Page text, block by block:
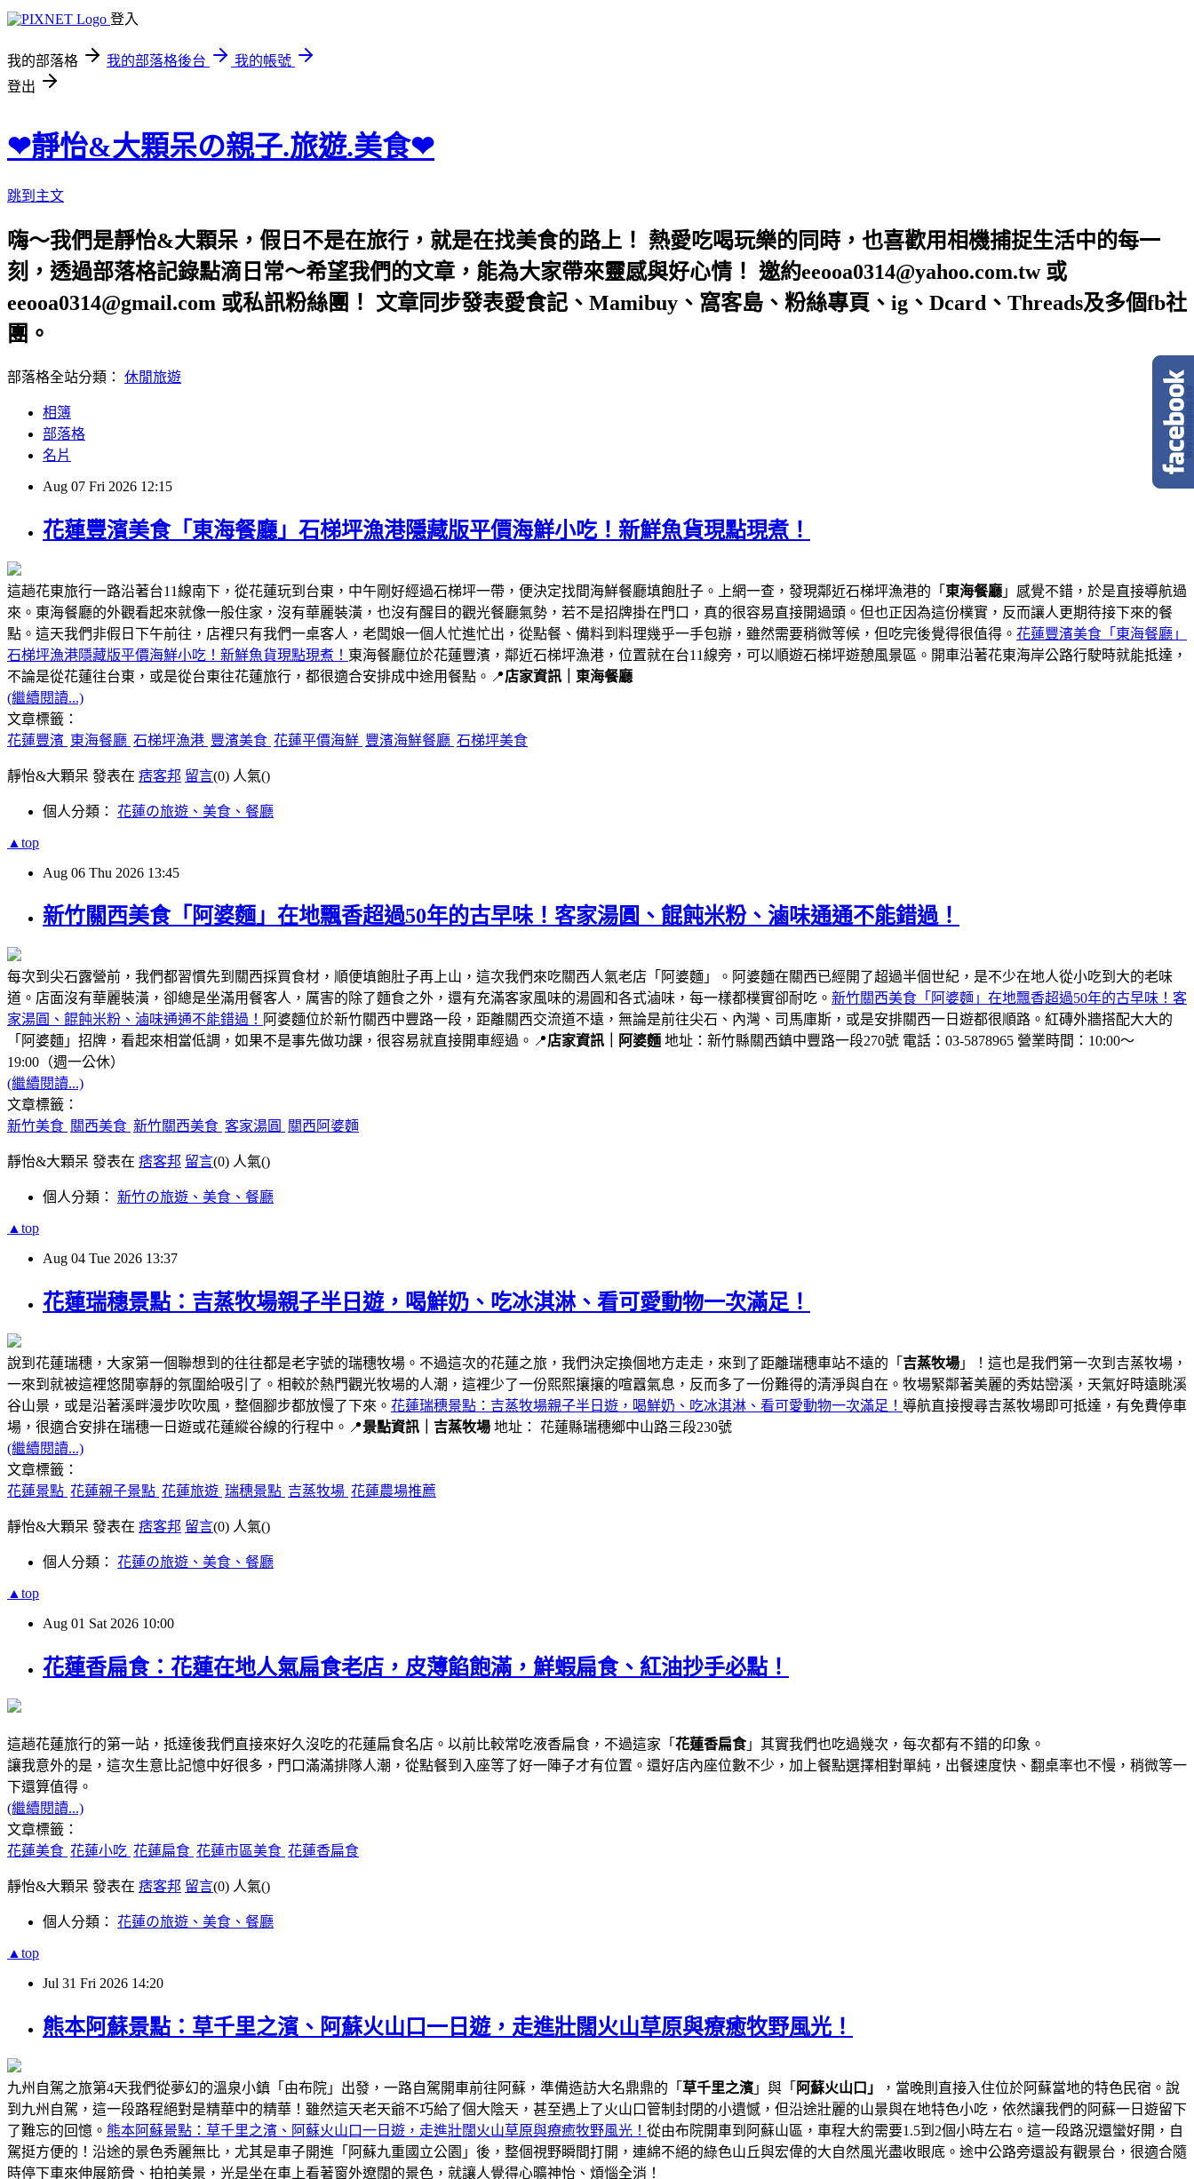
登入
我的部落格 我的部落格後台
我的帳號
登出
❤靜怡&大顆呆の親子.旅遊.美食❤
跳到主文
嗨～我們是靜怡&大顆呆，假日不是在旅行，就是在找美食的路上！ 熱愛吃喝玩樂的同時，也喜歡用相機捕捉生活中的每一
刻，透過部落格記錄點滴日常～希望我們的文章，能為大家帶來靈感與好心情！ 邀約eeooa0314@yahoo.com.tw 或
eeooa0314@gmail.com 或私訊粉絲團！ 文章同步發表愛食記、Mamibuy、窩客島、粉絲專頁、ig、Dcard、Threads及多個fb社
團。
部落格全站分類： 休閒旅遊
相簿
部落格
名片
Aug 07 Fri 2026 12:15
花蓮豐濱美食「東海餐廳」石梯坪漁港隱藏版平價海鮮小吃！新鮮魚貨現點現煮！
這趟花東旅行一路沿著台11線南下，從花蓮玩到台東，中午剛好經過石梯坪一帶，便決定找間海鮮餐廳填飽肚子。上網一查，發現鄰近石梯坪漁港的「 東海餐廳 」感覺不錯，於是直接導航過
來。東海餐廳的外觀看起來就像一般住家，沒有華麗裝潢，也沒有醒目的觀光餐廳氣勢，若不是招牌掛在門口，真的很容易直接開過頭。但也正因為這份樸實，反而讓人更期待接下來的餐
點。這天我們非假日下午前往，店裡只有我們一桌客人，老闆娘一個人忙進忙出，從點餐、備料到料理幾乎一手包辦，雖然需要稍微等候，但吃完後覺得很值得。 花蓮豐濱美食「東海餐廳」
石梯坪漁港隱藏版平價海鮮小吃！新鮮魚貨現點現煮！ 東海餐廳位於花蓮豐濱，鄰近石梯坪漁港，位置就在台11線旁，可以順遊石梯坪遊憩風景區。開車沿著花東海岸公路行駛時就能抵達，
不論是從花蓮往台東，或是從台東往花蓮旅行，都很適合安排成中途用餐點。📍店家資訊｜東海餐廳
(繼續閱讀...)
文章標籤：
花蓮豐濱 東海餐廳 石梯坪漁港 豐濱美食 花蓮平價海鮮 豐濱海鮮餐廳 石梯坪美食
靜怡&大顆呆 發表在 痞客邦 留言(0) 人氣()
個人分類： 花蓮の旅遊、美食、餐廳
▲top
Aug 06 Thu 2026 13:45
新竹關西美食「阿婆麵」在地飄香超過50年的古早味！客家湯圓、餛飩米粉、滷味通通不能錯過！
每次到尖石露營前，我們都習慣先到關西採買食材，順便填飽肚子再上山，這次我們來吃關西人氣老店「阿婆麵」。阿婆麵在關西已經開了超過半個世紀，是不少在地人從小吃到大的老味
道。店面沒有華麗裝潢，卻總是坐滿用餐客人，厲害的除了麵食之外，還有充滿客家風味的湯圓和各式滷味，每一樣都樸實卻耐吃。 新竹關西美食「阿婆麵」在地飄香超過50年的古早味！客
家湯圓、餛飩米粉、滷味通通不能錯過！ 阿婆麵位於新竹關西中豐路一段，距離關西交流道不遠，無論是前往尖石、內灣、司馬庫斯，或是安排關西一日遊都很順路。紅磚外牆搭配大大的
「阿婆麵」招牌，看起來相當低調，如果不是事先做功課，很容易就直接開車經過。📍店家資訊｜阿婆麵 地址：新竹縣關西鎮中豐路一段270號 電話：03-5878965 營業時間：10:00～
19:00（週一公休）
(繼續閱讀...)
文章標籤：
新竹美食 關西美食 新竹關西美食 客家湯圓 關西阿婆麵
靜怡&大顆呆 發表在 痞客邦 留言(0) 人氣()
個人分類： 新竹の旅遊、美食、餐廳
▲top
Aug 04 Tue 2026 13:37
花蓮瑞穗景點：吉蒸牧場親子半日遊，喝鮮奶、吃冰淇淋、看可愛動物一次滿足！
說到花蓮瑞穗，大家第一個聯想到的往往都是老字號的瑞穗牧場。不過這次的花蓮之旅，我們決定換個地方走走，來到了距離瑞穗車站不遠的「 吉蒸牧場 」！這也是我們第一次到吉蒸牧場，
一來到就被這裡悠閒寧靜的氛圍給吸引了。相較於熱門觀光牧場的人潮，這裡少了一份熙熙攘攘的喧囂氣息，反而多了一份難得的清淨與自在。牧場緊鄰著美麗的秀姑巒溪，天氣好時遠眺溪
谷山景，或是沿著溪畔漫步吹吹風，整個腳步都放慢了下來。 花蓮瑞穗景點：吉蒸牧場親子半日遊，喝鮮奶、吃冰淇淋、看可愛動物一次滿足！ 導航直接搜尋吉蒸牧場即可抵達，有免費停車
場，很適合安排在瑞穗一日遊或花蓮縱谷線的行程中。📍景點資訊｜吉蒸牧場 地址： 花蓮縣瑞穗鄉中山路三段230號
(繼續閱讀...)
文章標籤：
花蓮景點 花蓮親子景點 花蓮旅遊 瑞穗景點 吉蒸牧場 花蓮農場推薦
靜怡&大顆呆 發表在 痞客邦 留言(0) 人氣()
個人分類： 花蓮の旅遊、美食、餐廳
▲top
Aug 01 Sat 2026 10:00
花蓮香扁食：花蓮在地人氣扁食老店，皮薄餡飽滿，鮮蝦扁食、紅油抄手必點！
這趟花蓮旅行的第一站，抵達後我們直接來好久沒吃的花蓮扁食名店。以前比較常吃液香扁食，不過這家「 花蓮香扁食」其實我們也吃過幾次，每次都有不錯的印象。
讓我意外的是，這次生意比記憶中好很多，門口滿滿排隊人潮，從點餐到入座等了好一陣子才有位置。還好店內座位數不少，加上餐點選擇相對單純，出餐速度快、翻桌率也不慢，稍微等一
下還算值得。
(繼續閱讀...)
文章標籤：
花蓮美食 花蓮小吃 花蓮扁食 花蓮市區美食 花蓮香扁食
靜怡&大顆呆 發表在 痞客邦 留言(0) 人氣()
個人分類： 花蓮の旅遊、美食、餐廳
▲top
Jul 31 Fri 2026 14:20
熊本阿蘇景點：草千里之濱、阿蘇火山口一日遊，走進壯闊火山草原與療癒牧野風光！
九州自駕之旅第4天我們從夢幻的溫泉小鎮「由布院」出發，一路自駕開車前往阿蘇，準備造訪大名鼎鼎的「 草千里之濱 」與「 阿蘇火山口」
，當晚則直接入住位於阿蘇當地的特色民宿。說
到九州自駕，這一段路程絕對是精華中的精華！雖然這天老天爺不巧給了個大陰天，甚至遇上了火山口管制封閉的小遺憾，但沿途壯麗的山景與在地特色小吃，依然讓我們的阿蘇一日遊留下
了難忘的回憶。 熊本阿蘇景點：草千里之濱、阿蘇火山口一日遊，走進壯闊火山草原與療癒牧野風光！ 從由布院開車到阿蘇山區，車程大約需要1.5到2個小時左右。這一段路況還蠻好開，自
駕挺方便的！沿途的景色秀麗無比，尤其是車子開進「阿蘇九重國立公園」後，整個視野瞬間打開，連綿不絕的綠色山丘與宏偉的大自然風光盡收眼底。途中公路旁還設有觀景台，很適合隨
時停下車來伸展筋骨、拍拍美景，光是坐在車上看著窗外遼闊的景色，就讓人覺得心曠神怡、煩惱全消！